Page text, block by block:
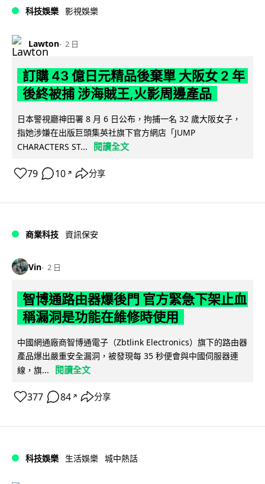
科技娛樂 影視娛樂
Lawton 2 日
訂購 43 億日元精品後棄單 大阪女 2 年
後終被捕 涉海賊王,火影周邊產品
日本警視廳神田署 8 月 6 日公布，拘捕一名 32 歲大阪女子，
指她涉嫌在出版巨頭集英社旗下官方網店「JUMP
CHARACTERS ST...
閱讀全文
79 10 ↗ 分享
商業科技 資訊保安
Vin 2 日
智博通路由器爆後門 官方緊急下架止血
稱漏洞是功能在維修時使用
中國網通廠商智博通電子（Zbtlink Electronics）旗下的路由器
產品爆出嚴重安全漏洞，被發現每 35 秒便會與中國伺服器連
線，旗...
閱讀全文
377 84 ↗ 分享
科技娛樂 生活娛樂 城中熱話